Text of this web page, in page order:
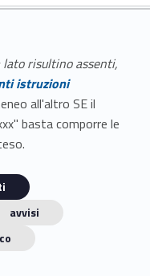
risultino assenti,
istruzioni
all'altro SE il
basta comporre le
avvisi